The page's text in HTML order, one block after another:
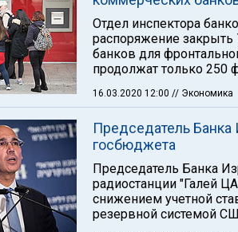
Отдел инспектора
распоряжение
банков для
продолжат только 250
16.03.2020 12:00 // Экономика
Председатель
госбюджета
Председатель Банка
радиостанции "Галей
снижением учетной
резервной системой